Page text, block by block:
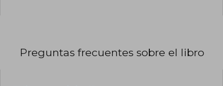
Preguntas frecuentes sobre el libro